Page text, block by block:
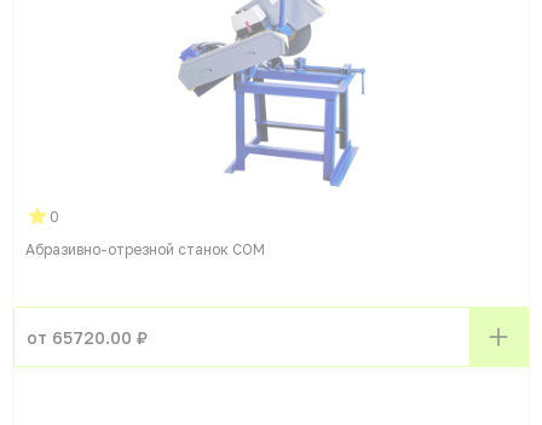
0
Абразивно-отрезной станок СОМ
от 65720.00 ₽